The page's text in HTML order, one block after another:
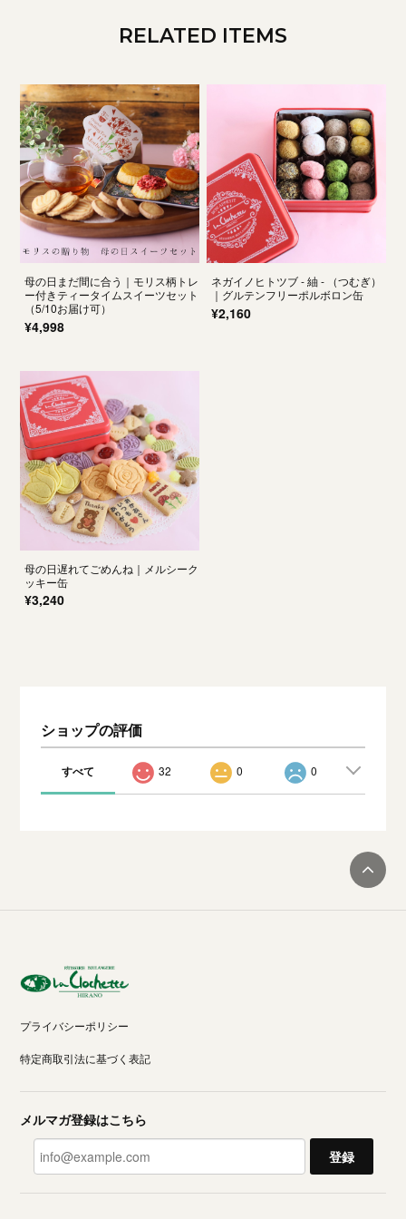
RELATED ITEMS
母の日まだ間に合う｜モリス柄トレ
ー付きティータイムスイーツセット
（5/10お届け可）
¥4,998
ネガイノヒトツブ - 紬 - （つむぎ）
｜グルテンフリーポルボロン缶
¥2,160
母の日遅れてごめんね｜メルシーク
ッキー缶
¥3,240
ショップの評価
すべて 32 0 0
プライバシーポリシー
特定商取引法に基づく表記
メルマガ登録はこちら
登録